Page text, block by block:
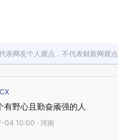
表网友个人观点，不代表财新网观点
有野心且勤奋顽强的人
10:00 · 河南